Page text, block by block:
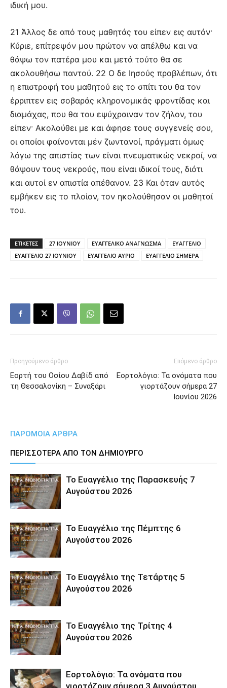
ιδική μου.
21 Άλλος δε από τους μαθητάς του είπεν εις αυτόν·
Κύριε, επίτρεψόν μου πρώτον να απέλθω και να
θάψω τον πατέρα μου και μετά τούτο θα σε
ακολουθήσω παντού. 22 Ο δε Ιησούς προβλέπων, ότι
η επιστροφή του μαθητού εις το σπίτι του θα τον
έρριπτεν εις σοβαράς κληρονομικάς φροντίδας και
διαμάχας, που θα του εψύχραιναν τον ζήλον, του
είπεν· Ακολούθει με και άφησε τους συγγενείς σου,
οι οποίοι φαίνονται μέν ζωντανοί, πράγματι όμως
λόγω της απιστίας των είναι πνευματικώς νεκροί, να
θάψουν τους νεκρούς, που είναι ιδικοί τους, διότι
και αυτοί εν απιστία απέθανον. 23 Και όταν αυτός
εμβήκεν εις το πλοίον, τον ηκολούθησαν οι μαθηταί
του.
ΕΤΙΚΕΤΕΣ 27 ΙΟΥΝΙΟΥ ΕΥΑΓΓΕΛΙΚΟ ΑΝΑΓΝΩΣΜΑ
ΕΥΑΓΓΕΛΙΟ
ΕΥΑΓΓΕΛΙΟ 27 ΙΟΥΝΙΟΥ
ΕΥΑΓΓΕΛΙΟ ΑΥΡΙΟ ΕΥΑΓΓΕΛΙΟ ΣΗΜΕΡΑ
Προηγούμενο άρθρο
Εορτή του Οσίου Δαβίδ από
τη Θεσσαλονίκη – Συναξάρι
Επόμενο άρθρο
Εορτολόγιο: Τα ονόματα που
γιορτάζουν σήμερα 27
Ιουνίου 2026
ΠΑΡΟΜΟΙΑ ΑΡΘΡΑ
ΠΕΡΙΣΣΟΤΕΡΑ ΑΠΟ ΤΟΝ ΔΗΜΙΟΥΡΓΟ
Το Ευαγγέλιο της Παρασκευής 7
Αυγούστου 2026
Το Ευαγγέλιο της Πέμπτης 6
Αυγούστου 2026
Το Ευαγγέλιο της Τετάρτης 5
Αυγούστου 2026
Το Ευαγγέλιο της Τρίτης 4
Αυγούστου 2026
Εορτολόγιο: Τα ονόματα που